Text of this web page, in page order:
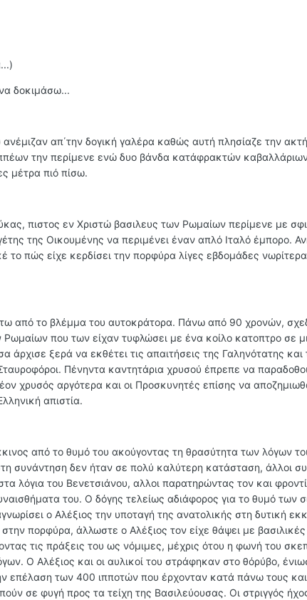
δοκιμάσω...
απ΄την δογική γαλέρα καθώς αυτή πλησίαζε την ακτή
την περίμενε ενώ δυο βάνδα κατάφρακτών
μέτρα πιό πίσω.
πιστος εν Χριστώ βασιλευς των Ρωμαίων περίμενε με
της Οικουμένης να περιμένει έναν απλό Ιταλό έμπορο.
πώς είχε κερδίσει την πορφύρα λίγες εβδομάδες
από το βλέμμα του αυτοκράτορα. Πάνω από 90 χρονών,
Ρωμαίων που των είχαν τυφλώσει με ένα κοίλο κατοπτρο σε
άρχισε ξερά να εκθέτει τις απαιτήσεις της Γαληνότατης
Πένηντα καντητάρια χρυσού έπρεπε να
χρυσός αργότερα και οι Προσκυνητές επίσης να
απιστία.
από το θυμό του ακούγοντας τη θρασύτητα των λόγων
συνάντηση δεν ήταν σε πολύ καλύτερη κατάσταση, άλλοι
λόγια του Βενετσιάνου, αλλοι παρατηρώντας τον και
του. Ο δόγης τελείως αδιάφορος για το θυμό των
ο Αλέξιος την υποταγή της ανατολικής στη δυτική
πορφύρα, άλλωστε ο Αλέξιος τον είχε θάψει με
τις πράξεις του ως νόμιμες, μέχρις ότου η φωνή του
Ο Αλέξιος και οι αυλικοί του στράφηκαν στο θόρύβο,
επέλαση των 400 ιπποτών που έρχονταν κατά πάνω τους
σε φυγή προς τα τείχη της Βασιλεύουσας. Οι στριγγός